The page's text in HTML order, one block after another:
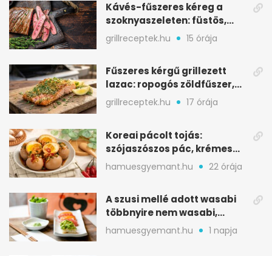
Kávés-fűszeres kéreg a
szoknyaszeleten: füstös,
csokoládés mélység
grillreceptek.hu 15 órája
Fűszeres kérgű grillezett
lazac: ropogós zöldfűszer,
szaftos belső
grillreceptek.hu 17 órája
Koreai pácolt tojás:
szójaszószos pác, krémes
sárgája, pár óra alatt
hamuesgyemant.hu 22 órája
A szusi mellé adott wasabi
többnyire nem wasabi,
hanem fűszerkeverék
hamuesgyemant.hu 1 napja